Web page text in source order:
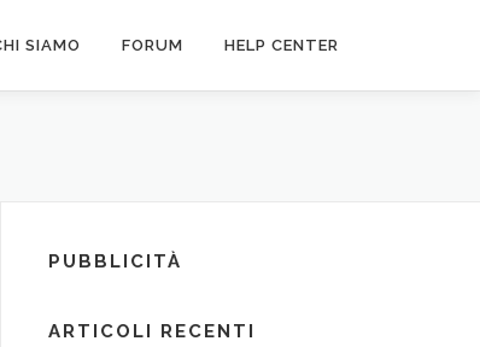
SIAMO FORUM HELP CENTER
PUBBLICITÀ
ARTICOLI RECENTI